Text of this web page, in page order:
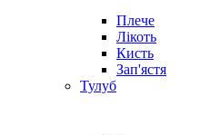
Плече
Лікоть
Кисть
Зап'ястя
Тулуб